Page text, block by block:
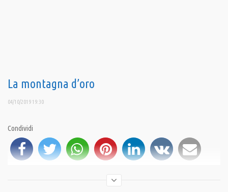
La montagna d’oro
04/10/2019 19:30
Condividi